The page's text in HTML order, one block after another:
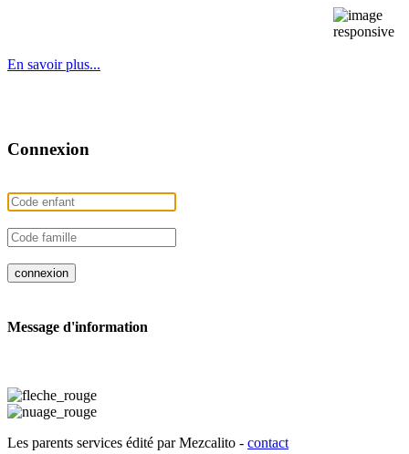
En savoir plus...
Connexion
Message d'information
Les parents services édité par Mezcalito - contact